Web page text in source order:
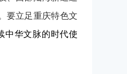
要立足重庆特色文
中华文脉的时代使